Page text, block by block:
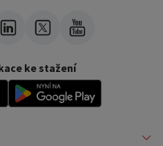
ke stažení